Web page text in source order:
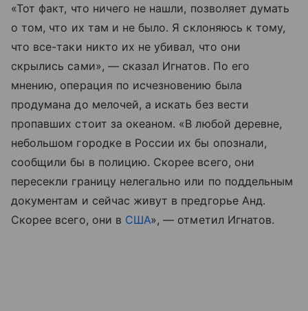
«Тот факт, что ничего не нашли, позволяет думать
о том, что их там и не было. Я склоняюсь к тому,
что все-таки никто их не убивал, что они
скрылись сами», — сказал Игнатов. По его
мнению, операция по исчезновению была
продумана до мелочей, а искать без вести
пропавших стоит за океаном. «В любой деревне,
небольшом городке в России их бы опознали,
сообщили бы в полицию. Скорее всего, они
пересекли границу нелегально или по поддельным
документам и сейчас живут в предгорье Анд.
Скорее всего, они в США», — отметил Игнатов.